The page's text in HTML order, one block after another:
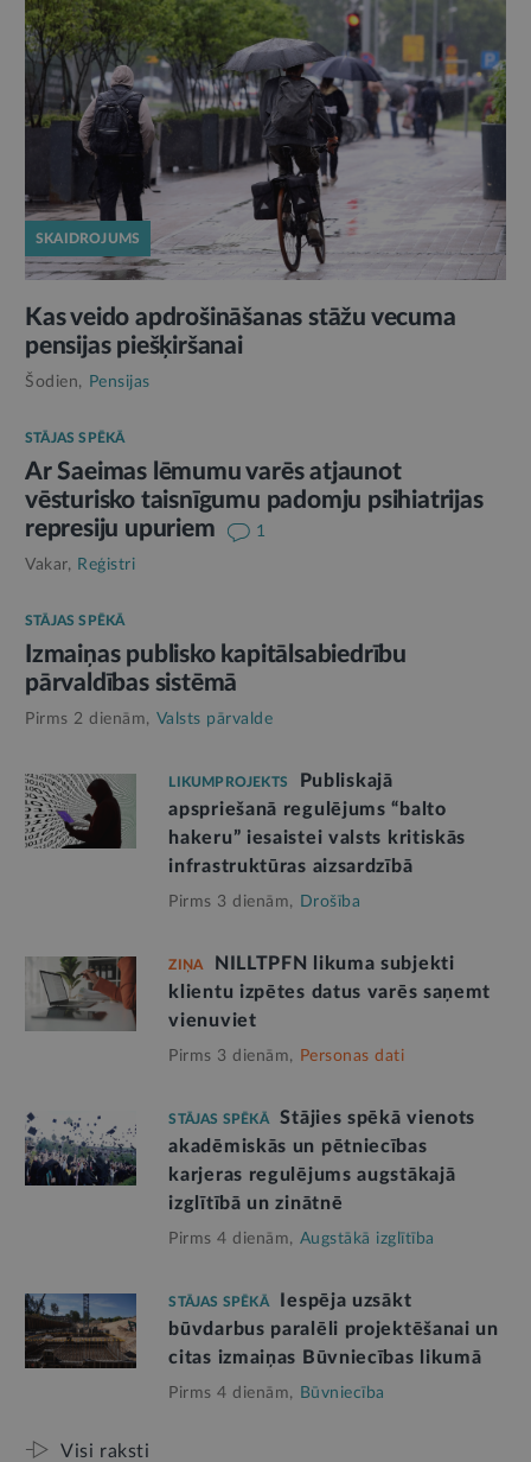
SKAIDROJUMS
Kas veido apdrošināšanas stāžu vecuma
pensijas piešķiršanai
Šodien, Pensijas
STĀJAS SPĒKĀ
Ar Saeimas lēmumu varēs atjaunot
vēsturisko taisnīgumu padomju psihiatrijas
represiju upuriem
1
Vakar, Reģistri
STĀJAS SPĒKĀ
Izmaiņas publisko kapitālsabiedrību
pārvaldības sistēmā
Pirms 2 dienām, Valsts pārvalde
LIKUMPROJEKTS
Publiskajā
apspriešanā regulējums “balto
hakeru” iesaistei valsts kritiskās
infrastruktūras aizsardzībā
Pirms 3 dienām, Drošība
ZIŅA
NILLTPFN likuma subjekti
klientu izpētes datus varēs saņemt
vienuviet
Pirms 3 dienām, Personas dati
STĀJAS SPĒKĀ
Stājies spēkā vienots
akadēmiskās un pētniecības
karjeras regulējums augstākajā
izglītībā un zinātnē
Pirms 4 dienām, Augstākā izglītība
STĀJAS SPĒKĀ
Iespēja uzsākt
būvdarbus paralēli projektēšanai un
citas izmaiņas Būvniecības likumā
Pirms 4 dienām, Būvniecība
Visi raksti